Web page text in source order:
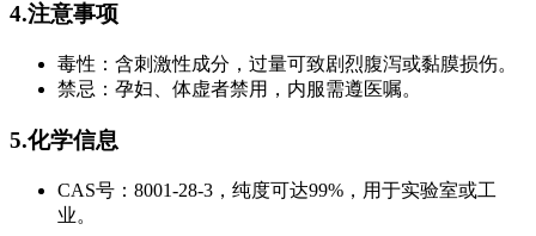
4.注意事项
毒性：含刺激性成分，过量可致剧烈腹泻或黏膜损伤。
禁忌：孕妇、体虚者禁用，内服需遵医嘱。
5.化学信息
CAS号：8001-28-3，纯度可达99%，用于实验室或工
业。